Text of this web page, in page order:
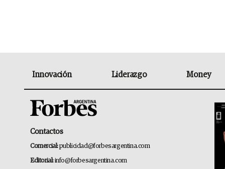
Innovación Liderazgo Money
Contactos
Comercial:publicidad@forbesargentina.com
Editorial:info@forbesargentina.com